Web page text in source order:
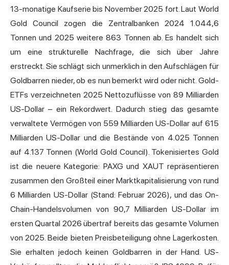
13-monatige Kaufserie bis November 2025 fort. Laut World
Gold Council zogen die Zentralbanken 2024 1.044,6
Tonnen und 2025 weitere 863 Tonnen ab. Es handelt sich
um eine strukturelle Nachfrage, die sich über Jahre
erstreckt. Sie schlägt sich unmerklich in den Aufschlägen für
Goldbarren nieder, ob es nun bemerkt wird oder nicht. Gold-
ETFs verzeichneten 2025 Nettozuflüsse von 89 Milliarden
US-Dollar – ein Rekordwert. Dadurch stieg das gesamte
verwaltete Vermögen von 559 Milliarden US-Dollar auf 615
Milliarden US-Dollar und die Bestände von 4.025 Tonnen
auf 4.137 Tonnen (World Gold Council). Tokenisiertes Gold
ist die neuere Kategorie: PAXG und XAUT repräsentieren
zusammen den Großteil einer Marktkapitalisierung von rund
6 Milliarden US-Dollar (Stand: Februar 2026), und das On-
Chain-Handelsvolumen von 90,7 Milliarden US-Dollar im
ersten Quartal 2026 übertraf bereits das gesamte Volumen
von 2025. Beide bieten Preisbeteiligung ohne Lagerkosten.
Sie erhalten jedoch keinen Goldbarren in der Hand. US-